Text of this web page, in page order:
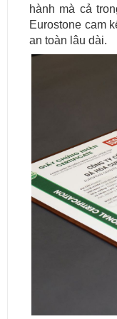
hành mà cả
Eurostone cam
an toàn lâu dài.